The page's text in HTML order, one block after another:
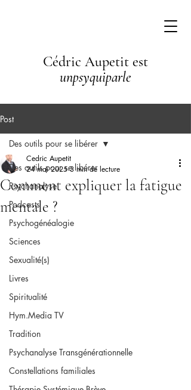
Cédric Aupetit est
unpsyquiparle
Post
Des outils pour se libérer
Psychanalyse
Podcasts
Psychogénéalogie
Sciences
Sexualité(s)
Livres
Spiritualité
Hym.Media TV
Tradition
Psychanalyse Transgénérationnelle
Constellations familiales
Des outils pour se libérer
Comment expliquer la fatigue
mentale ?
Cedric Aupetit
24 mai 2025 3 min de lecture